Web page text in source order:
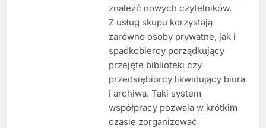
znaleźć nowych czytelników.
Z usług skupu korzystają
zarówno osoby prywatne, jak i
spadkobiercy porządkujący
przejęte biblioteki czy
przedsiębiorcy likwidujący biura
i archiwa. Taki system
współpracy pozwala w krótkim
czasie zorganizować